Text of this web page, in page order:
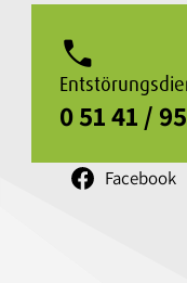
phone
0 51 41 /
Facebook